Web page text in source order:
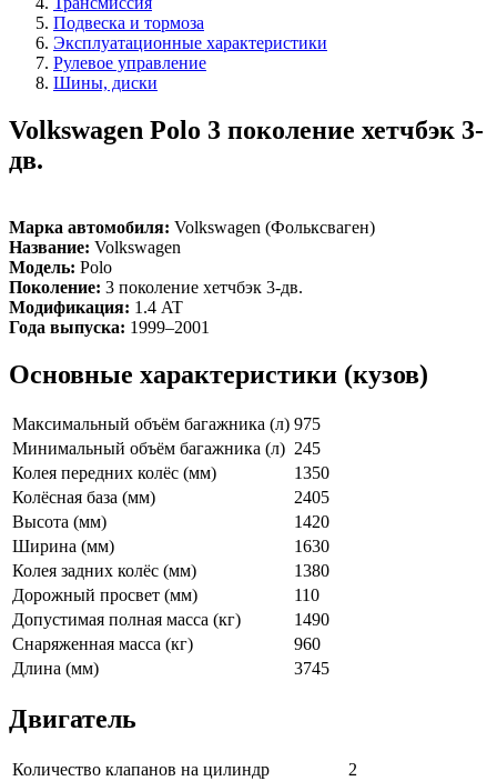
Подвеска и тормоза
Эксплуатационные характеристики
Рулевое управление
Шины, диски
Volkswagen Polo 3 поколение хетчбэк 3-
дв.
Марка автомобиля: Volkswagen (Фольксваген)
Название: Volkswagen
Модель: Polo
Поколение: 3 поколение хетчбэк 3-дв.
Модификация: 1.4 AT
Года выпуска: 1999–2001
Основные характеристики (кузов)
Максимальный объём багажника (л) 975
Минимальный объём багажника (л) 245
Колея передних колёс (мм)
1350
Колёсная база (мм)
2405
Высота (мм)
1420
Ширина (мм)
1630
Колея задних колёс (мм)
1380
Дорожный просвет (мм)
110
Допустимая полная масса (кг)
1490
Снаряженная масса (кг)
960
Длина (мм)
3745
Двигатель
Количество клапанов на цилиндр
2